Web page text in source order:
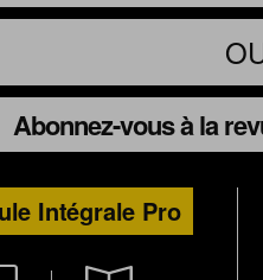
Abonnez-vous à la
Intégrale Pro